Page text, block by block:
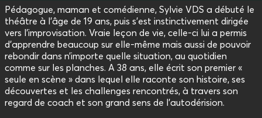
Pédagogue, maman et comédienne, Sylvie VDS a débuté le
théâtre à l’âge de 19 ans, puis s'est instinctivement dirigée
vers l’improvisation. Vraie leçon de vie, celle-ci lui a permis
d’apprendre beaucoup sur elle-même mais aussi de pouvoir
rebondir dans n’importe quelle situation, au quotidien
comme sur les planches. A 38 ans, elle écrit son premier «
seule en scène » dans lequel elle raconte son histoire, ses
découvertes et les challenges rencontrés, à travers son
regard de coach et son grand sens de l’autodérision.